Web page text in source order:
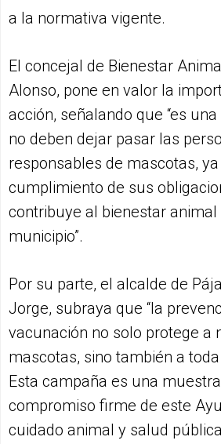
a la normativa vigente.
El concejal de Bienestar
Alonso, pone en valor la
acción, señalando que “es
no deben dejar pasar las
responsables de mascotas,
cumplimiento de sus
contribuye al bienestar
municipio”.
Por su parte, el alcalde de
Jorge, subraya que “la
vacunación no solo protege a
mascotas, sino también a
Esta campaña es una
compromiso firme de este
cuidado animal y salud